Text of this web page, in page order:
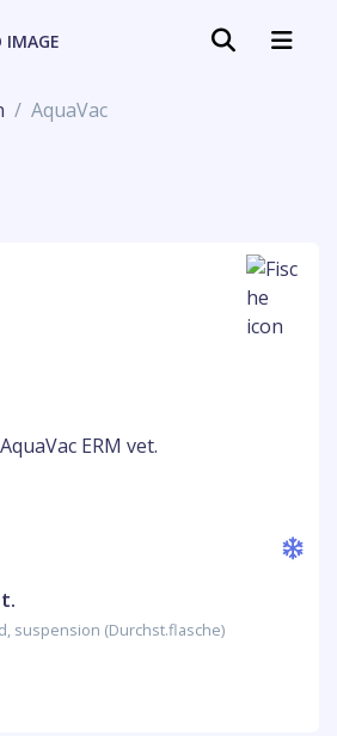
AquaVac
suspension (Durchst.flasche)